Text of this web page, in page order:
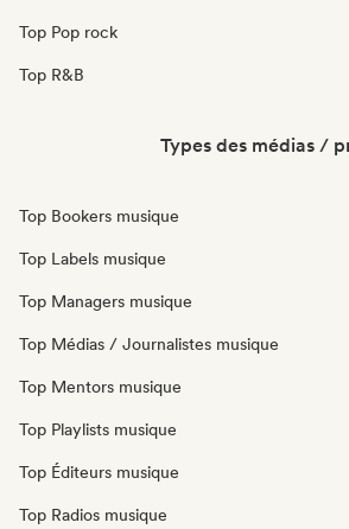
Top Pop rock
Top R&B
Types des médias /
Top Bookers musique
Top Labels musique
Top Managers musique
Top Médias / Journalistes musique
Top Mentors musique
Top Playlists musique
Top Éditeurs musique
Top Radios musique